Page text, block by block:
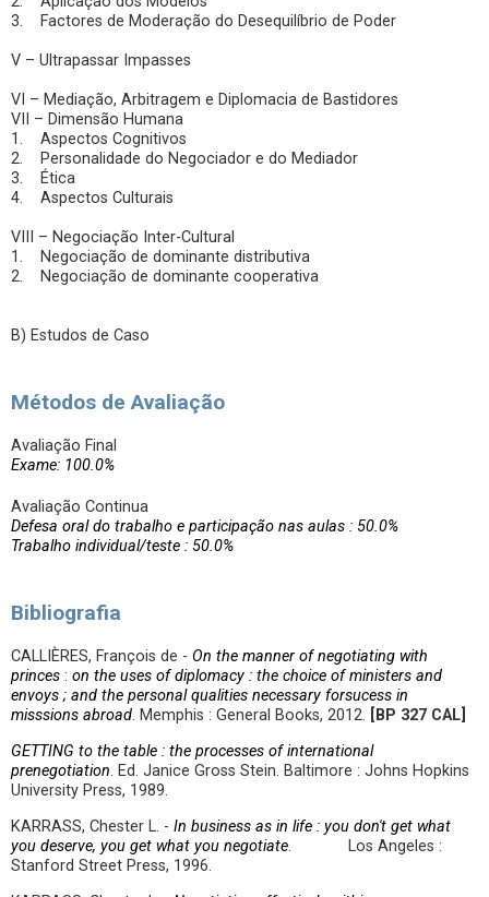
3. Factores de Moderação do Desequilíbrio de Poder
V – Ultrapassar Impasses
VI – Mediação, Arbitragem e Diplomacia de Bastidores
VII – Dimensão Humana
1. Aspectos Cognitivos
2. Personalidade do Negociador e do Mediador
3. Ética
4. Aspectos Culturais
VIII – Negociação Inter-Cultural
1. Negociação de dominante distributiva
2. Negociação de dominante cooperativa
B) Estudos de Caso
Métodos de Avaliação
Avaliação Final
Exame: 100.0%
Avaliação Continua
Defesa oral do trabalho e participação nas aulas : 50.0%
Trabalho individual/teste : 50.0%
Bibliografia
CALLIÈRES, François de - On the manner of negotiating with
princes : on the uses of diplomacy : the choice of ministers and
envoys ; and the personal qualities necessary forsucess in
misssions abroad. Memphis : General Books, 2012.
[BP 327 CAL]
GETTING to the table : the processes of international
prenegotiation. Ed. Janice Gross Stein. Baltimore : Johns Hopkins
University Press, 1989.
KARRASS, Chester L. - In business as in life : you don't get what
you deserve, you get what you negotiate. Los Angeles :
Stanford Street Press, 1996.